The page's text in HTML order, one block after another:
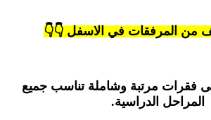
من المرفقات في الاسفل 👇👇
فقرات مرتبة وشاملة تناسب جميع
المراحل الدراسية.